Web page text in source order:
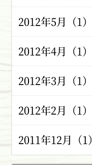
2012年5月（1）
2012年4月（1）
2012年3月（1）
2012年2月（1）
2011年12月（1）